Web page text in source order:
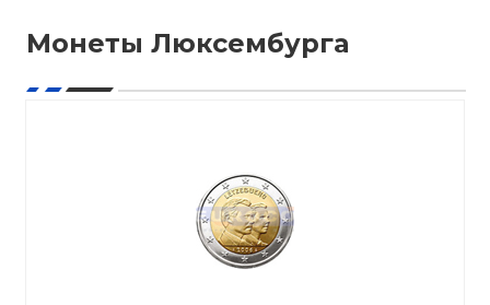
Монеты Люксембурга